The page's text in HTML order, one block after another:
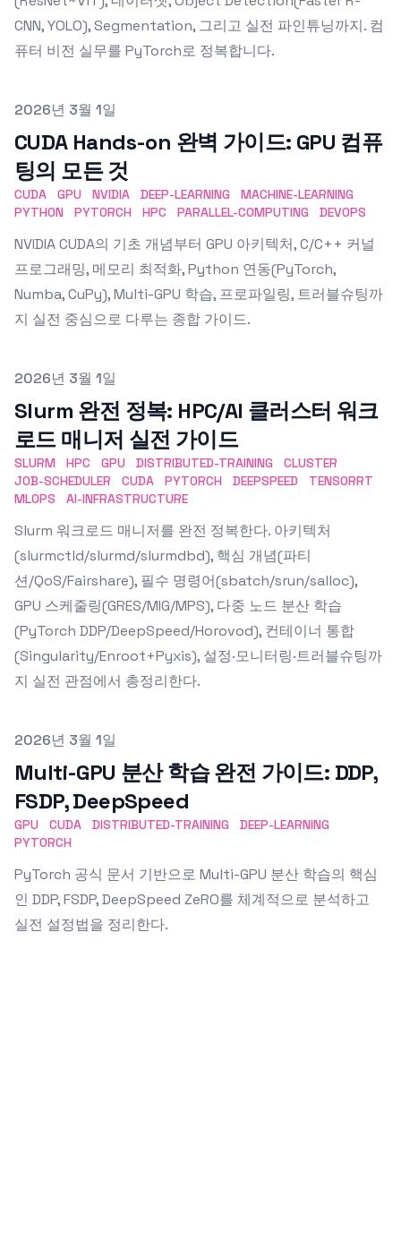
CNN, YOLO), Segmentation, 그리고 실전 파인튜닝까지. 컴
퓨터 비전 실무를 PyTorch로 정복합니다.
Published on
2026년 3월 1일
CUDA Hands-on 완벽 가이드: GPU 컴퓨
팅의 모든 것
CUDA GPU NVIDIA DEEP-LEARNING
MACHINE-LEARNING
PYTHON
PYTORCH HPC PARALLEL-COMPUTING DEVOPS
NVIDIA CUDA의 기초 개념부터 GPU 아키텍처, C/C++ 커널
프로그래밍, 메모리 최적화, Python 연동(PyTorch,
Numba, CuPy), Multi-GPU 학습, 프로파일링, 트러블슈팅까
지 실전 중심으로 다루는 종합 가이드.
Published on
2026년 3월 1일
Slurm 완전 정복: HPC/AI 클러스터 워크
로드 매니저 실전 가이드
SLURM HPC GPU DISTRIBUTED-TRAINING
CLUSTER
JOB-SCHEDULER
CUDA PYTORCH DEEPSPEED
TENSORRT
MLOPS
AI-INFRASTRUCTURE
Slurm 워크로드 매니저를 완전 정복한다. 아키텍처
(slurmctld/slurmd/slurmdbd), 핵심 개념(파티
션/QoS/Fairshare), 필수 명령어(sbatch/srun/salloc),
GPU 스케줄링(GRES/MIG/MPS), 다중 노드 분산 학습
(PyTorch DDP/DeepSpeed/Horovod), 컨테이너 통합
(Singularity/Enroot+Pyxis), 설정·모니터링·트러블슈팅까
지 실전 관점에서 총정리한다.
Published on
2026년 3월 1일
Multi-GPU 분산 학습 완전 가이드: DDP,
FSDP, DeepSpeed
GPU CUDA DISTRIBUTED-TRAINING
DEEP-LEARNING
PYTORCH
PyTorch 공식 문서 기반으로 Multi-GPU 분산 학습의 핵심
인 DDP, FSDP, DeepSpeed ZeRO를 체계적으로 분석하고
실전 설정법을 정리한다.